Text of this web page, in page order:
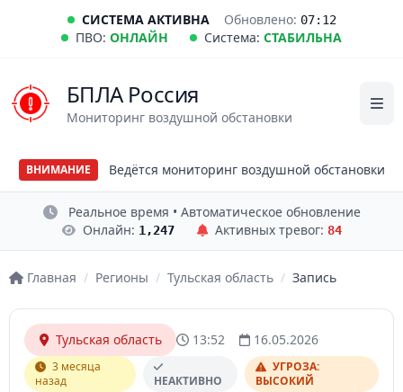
СИСТЕМА АКТИВНА Обновлено: 07:12
ПВО: ОНЛАЙН Система: СТАБИЛЬНА
БПЛА Россия
Мониторинг воздушной обстановки
ВНИМАНИЕ Ведётся мониторинг воздушной обстановки
Реальное время • Автоматическое обновление
Онлайн: 1,247 Активных тревог: 84
Главная / Регионы / Тульская область / Запись
Тульская область 13:52 16.05.2026
3 месяца
назад
НЕАКТИВНО
УГРОЗА:
ВЫСОКИЙ